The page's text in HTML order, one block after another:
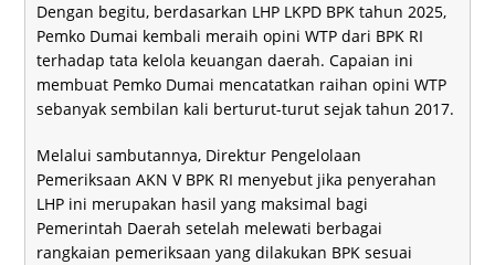
Dengan begitu, berdasarkan LHP LKPD BPK tahun 2025,
Pemko Dumai kembali meraih opini WTP dari BPK RI
terhadap tata kelola keuangan daerah. Capaian ini
membuat Pemko Dumai mencatatkan raihan opini WTP
sebanyak sembilan kali berturut-turut sejak tahun 2017.
Melalui sambutannya, Direktur Pengelolaan
Pemeriksaan AKN V BPK RI menyebut jika penyerahan
LHP ini merupakan hasil yang maksimal bagi
Pemerintah Daerah setelah melewati berbagai
rangkaian pemeriksaan yang dilakukan BPK sesuai